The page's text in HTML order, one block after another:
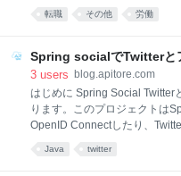
私はコンサルには興味がなか
した。年収も今よりだいぶ下
ないのか？」と正直へこみま
求人が来
ので、起業による退職ではあ
を期待してくださった方、も
展しつつ、引っ越しつつ、家
つ、Apitore関係をがっつりや
す。今回のエントリーは、富
返りをしようと思います。転
ご了承ください。ウィッシュ
ス社員として） 自然言語処理
転職 その他 労働
Spring socialでTwitterと
3 users blog.apitore.com
はじめに Spring Social Twitter
ります。このプロジェクトは
OpenID Connectしたり、
Java twitter